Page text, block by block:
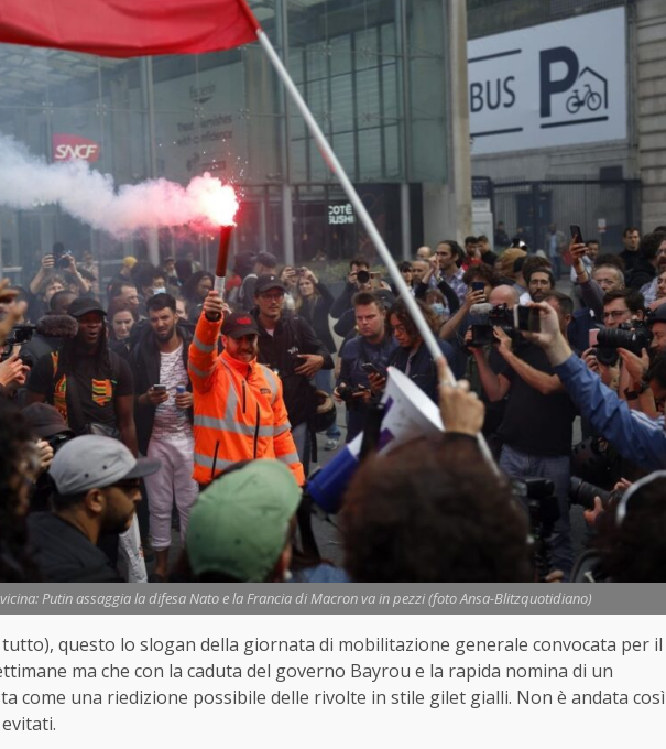
Putin assaggia la difesa Nato e la Francia di Macron va in pezzi (foto Ansa-Blitzquotidiano)
questo lo slogan della giornata di mobilitazione generale convocata per il
ma che con la caduta del governo Bayrou e la rapida nomina di un
come una riedizione possibile delle rivolte in stile gilet gialli. Non è andata così